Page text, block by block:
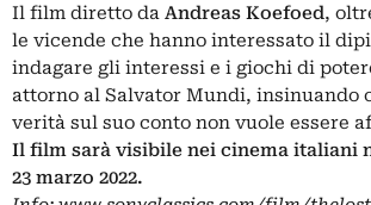
Il film diretto da Andreas Koefoed,
le vicende che hanno interessato il
indagare gli interessi e i giochi di
attorno al Salvator Mundi, insinuando
verità sul suo conto non vuole essere
Il film sarà visibile nei cinema italiani
23 marzo 2022.